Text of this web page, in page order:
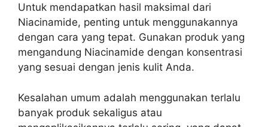
Untuk mendapatkan hasil maksimal dari
Niacinamide, penting untuk menggunakannya
dengan cara yang tepat. Gunakan produk yang
mengandung Niacinamide dengan konsentrasi
yang sesuai dengan jenis kulit Anda.
Kesalahan umum adalah menggunakan terlalu
banyak produk sekaligus atau